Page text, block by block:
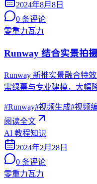
2024年8月8日
0 条评论
零重力瓦力
Runway 结合实景拍
Runway 新推实景融合特
需绿幕与专业建模，大幅
#Runway#视频生成#视频
阅读全文
AI 教程知识
2024年2月28日
0 条评论
零重力瓦力